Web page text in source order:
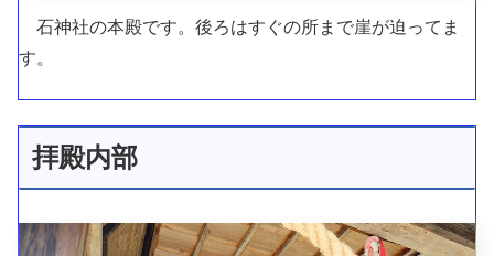
石神社の本殿です。後ろはすぐの所まで崖が迫ってま
す。
拝殿内部